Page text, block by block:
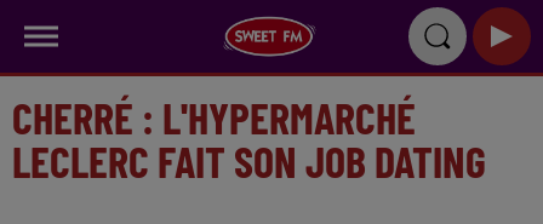
CHERRÉ : L'HYPERMARCHÉ
LECLERC FAIT SON JOB DATING